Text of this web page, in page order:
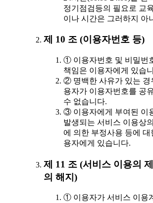
정기점검등의 필요로 교
이나 시간은 그러하지 아
제 10 조 (이용자번호 등)
① 이용자번호 및 비밀번
책임은 이용자에게 있습
② 명백한 사유가 있는 경
용자가 이용자번호를 공
수 없습니다.
③ 이용자에게 부여된 이
발생되는 서비스 이용상
에 의한 부정사용 등에 대
용자에게 있습니다.
제 11 조 (서비스 이용의
의 해지)
① 이용자가 서비스 이용